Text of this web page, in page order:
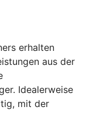
erhalten
aus der
Idealerweise
mit der